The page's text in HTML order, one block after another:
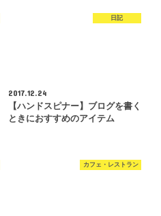
日記
2017.12.24
【ハンドスピナー】ブログを書く
ときにおすすめのアイテム
カフェ・レストラン